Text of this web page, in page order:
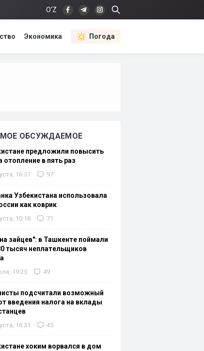
O‘Z
Экономика Погода
ОБСУЖДАЕМОЕ
предложили повысить
отопление в пять раз
16:37 97
Узбекистана использовала
как коврик
10:18 71
зайцев": в Ташкенте поймали
тысяч неплательщиков
19:25 49
подсчитали возможный
введения налога на вклады
16:31 45
хоким ворвался в дом